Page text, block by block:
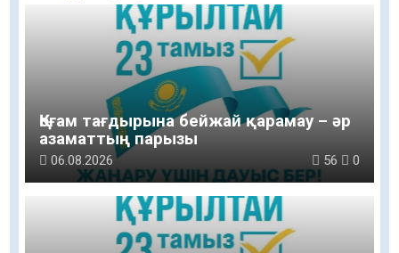
Қоғам тағдырына бейжай қарамау – әр
азаматтың парызы
06.08.2026 56 0